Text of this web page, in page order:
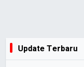
Update Terbaru